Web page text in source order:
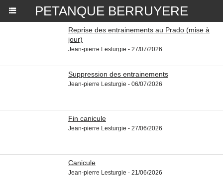
PETANQUE BERRUYERE
Reprise des entrainements au Prado (mise à
jour)
Jean-pierre Lesturgie - 27/07/2026
Suppression des entrainements
Jean-pierre Lesturgie - 06/07/2026
Fin canicule
Jean-pierre Lesturgie - 27/06/2026
Canicule
Jean-pierre Lesturgie - 21/06/2026